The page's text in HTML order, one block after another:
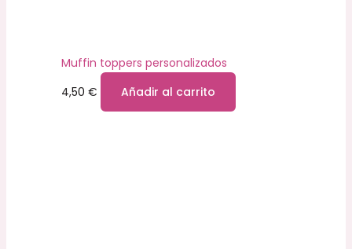
Muffin toppers personalizados
4,50 € Añadir al carrito